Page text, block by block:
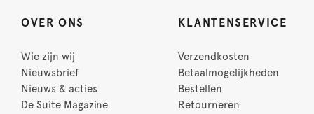
OVER ONS
Wie zijn wij
Nieuwsbrief
Nieuws & acties
De Suite Magazine
KLANTENSERVICE
Verzendkosten
Betaalmogelijkheden
Bestellen
Retourneren